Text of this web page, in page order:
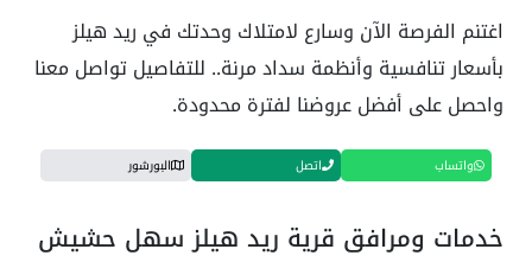
اغتنم الفرصة الآن وسارع لامتلاك وحدتك في ريد هيلز
بأسعار تنافسية وأنظمة سداد مرنة.. للتفاصيل تواصل معنا
واحصل على أفضل عروضنا لفترة محدودة.
واتساب اتصل البورشور
خدمات ومرافق قرية ريد هيلز سهل حشيش